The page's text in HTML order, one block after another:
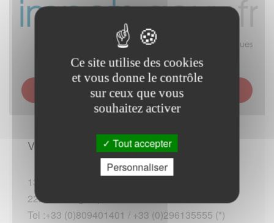
GUINGAMP
Vous rendre sur place :
13 avenue Kennedy
22200 Guingamp
Tel :+33 (0)809401401 / +33 (0)296135555 (*)
Ce site utilise des cookies
et vous donne le contrôle
sur ceux que vous
souhaitez activer
Tout accepter
Personnaliser